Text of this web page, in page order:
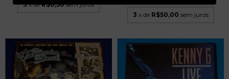
3 x deR$8,50 sem juros
3 x de R$50,00 sem juros